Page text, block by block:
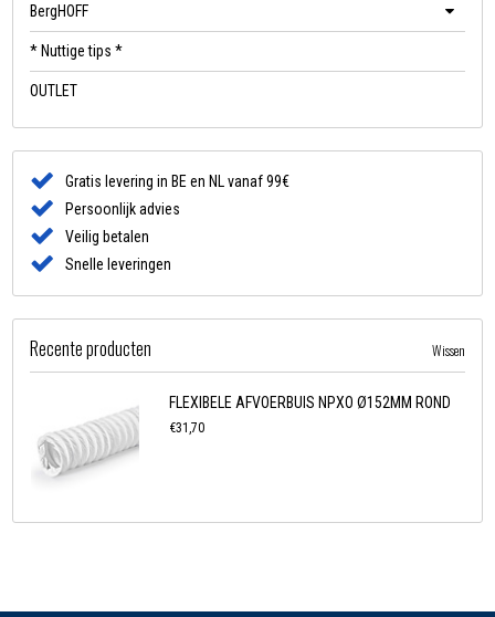
BergHOFF
* Nuttige tips *
OUTLET
Gratis levering in BE en NL vanaf 99€
Persoonlijk advies
Veilig betalen
Snelle leveringen
Recente producten Wissen
FLEXIBELE AFVOERBUIS NPXO Ø152MM ROND
€31,70